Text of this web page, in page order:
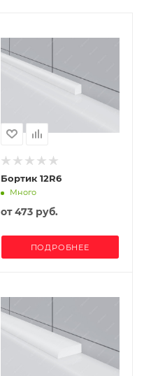
Бортик 12R6
Много
от473 руб.
ПОДРОБНЕЕ